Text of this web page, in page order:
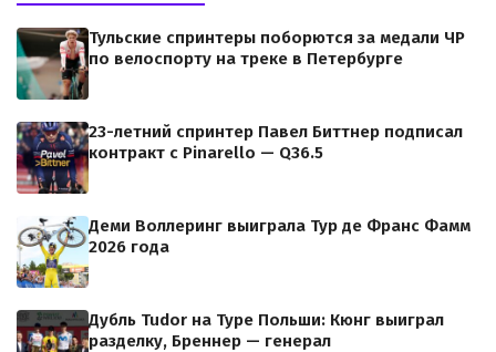
Тульские спринтеры поборются за медали ЧР
по велоспорту на треке в Петербурге
23-летний спринтер Павел Биттнер подписал
контракт с Pinarello — Q36.5
Деми Воллеринг выиграла Тур де Франс Фамм
2026 года
Дубль Tudor на Туре Польши: Кюнг выиграл
разделку, Бреннер — генерал